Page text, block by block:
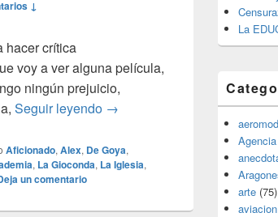
↓
hacer crítica
voy a ver alguna película,
ningún prejuicio,
Seguir leyendo 25 años de premios Goya
→
Aficionado, Alex, De Goya,
, La Gioconda, La Iglesia,
un comentario
La
arte (75)
aviacion